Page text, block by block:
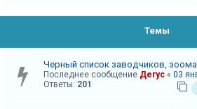
о
Темы
Черный список заводчиков,
Последнее сообщение Дегус « 03
Ответы: 201